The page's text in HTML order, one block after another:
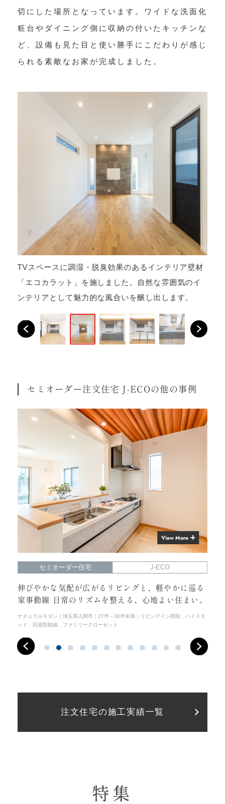
切にした場所となっています。ワイドな洗面化
粧台やダイニング側に収納の付いたキッチンな
ど、設備も見た目と使い勝手にこだわりが感じ
られる素敵なお家が完成しました。
TVスペースに調湿・脱臭効果のあるインテリア壁材
「エコカラット」を施しました。自然な雰囲気のイ
ンテリアとして魅力的な風合いを醸し出します。
セミオーダー注文住宅 J-ECOの他の事例
View More
セミオーダー住宅 J-ECO
伸びやかな気配が広がるリビングと、軽やかに巡る
家事動線 日常のリズムを整える、心地よい住まい。
ナチュラルモダン 埼玉県入間市 27坪～30坪未満
リビングイン階段、ハイスタ
ッド、回遊型動線、ファミリークローゼット
注文住宅の施工実績一覧
特集